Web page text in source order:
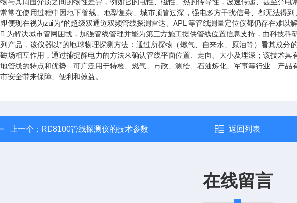
物与其周围介质之间的物性差异，例如它的电性、磁性、热的传导性，波速传递、甚至介
常常在使用过程中因地下管线、地型复杂、城市顶管过深，强电多方干扰信号、都无法得
即便现在视为zui为*的超级双通道双频管线探测雷达、APL 等管线测量定位仪都仍存在难以
 为解决城市管网困扰，加强管线管理并能为第三方施工提供管线位置信息支持，由科技
列产品，该仪器以*的地球物理探测方法：通过所探物（燃气、自来水、原油等）看其成分
磁场相互作用，通过捕捉静电力的方法来确认管线平面位置、走向、大小及埋深；该技术
地管线的特点和优势，可广泛用于特检、燃气、市政、测绘、石油炼化、军事等行业，产
市安全带来保障、便利和效益。
上一个： RD8100管线探测仪的技术参数 返回列表
在线留言